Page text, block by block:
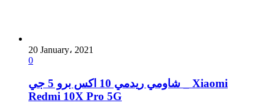
20 January، 2021
0
شاومي ريدمي 10 اكس برو 5 جي _ Xiaomi
Redmi 10X Pro 5G